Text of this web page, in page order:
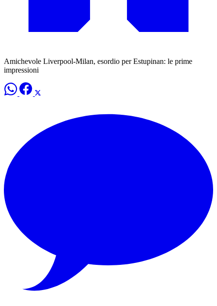
Amichevole Liverpool-Milan, esordio per Estupinan: le prime
impressioni